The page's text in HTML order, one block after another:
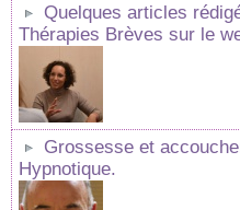
Quelques articles
Thérapies Brèves sur le
Grossesse et
Hypnotique.